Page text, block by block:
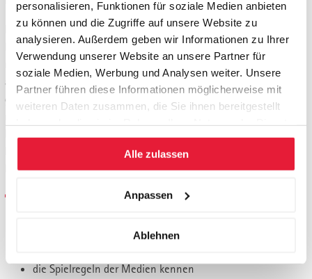
personalisieren, Funktionen für soziale Medien anbieten
zu können und die Zugriffe auf unsere Website zu
analysieren. Außerdem geben wir Informationen zu Ihrer
Verwendung unserer Website an unsere Partner für
soziale Medien, Werbung und Analysen weiter. Unsere
Partner führen diese Informationen möglicherweise mit
weiteren Daten zusammen, die Sie ihnen bereitgestellt
gesammelt haben.
Alle zulassen
Anpassen
Ablehnen
Der Workshop trainiert professionelles Verhalten gegenüber
Printmedien, Hörfunk und Fernsehen anhand von häufigen,
realistischen Szenarien, die auf die Branchen der ca. 6
anwesenden Teilnehmenden angepasst werden. Die Arbeit
gegenüber Medienvertretern wird der konkreten Situation
Pressemitteilungen über «Nachrichten-O-Töne»,
Pressekonferenz/Interviews bis hin zur realistischen medialen
Krisenbewältigung im Unternehmen.
Themen
so schaffen Sie die Basis für professionelle
die Spielregeln der Medien kennen